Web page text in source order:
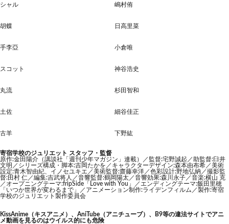
シャル 嶋村侑
胡蝶 日高里菜
手李亞 小倉唯
スコット 神谷浩史
丸流 杉田智和
土佐 細谷佳正
古羊 下野紘
寄宿学校のジュリエット スタッフ・監督
原作:金田陽介（講談社「週刊少年マガジン」連載）／監督:宅野誠起／助監督:臼井
文明／シリーズ構成・脚本:吉岡たかを／キャラクターデザイン:森本由布希／美術
設定:青木智由紀、イノセユキエ／美術監督:齋藤幸洋／色彩設計:野地弘納／撮影監
督:田村 仁／編集:吉武将人／音響監督:鶴岡陽太／音響効果:森川永子／音楽:横山 克
／オープニングテーマ:fripSide「Love with You」／エンディングテーマ:飯田里穂
「いつか世界が変わるまで」／アニメーション制作:ライデンフィルム／製作:寄宿
学校のジュリエット製作委員会
KissAnime（キスアニメ）、AniTube（アニチューブ）、B9等の違法サイトでアニ
メ動画を見るのはウイルス的にも危険